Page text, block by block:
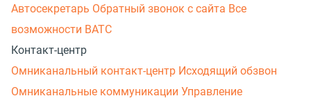
Автосекретарь Обратный звонок с сайта Все
возможности ВАТС
Контакт-центр
Омниканальный контакт-центр Исходящий обзвон
Омниканальные коммуникации Управление